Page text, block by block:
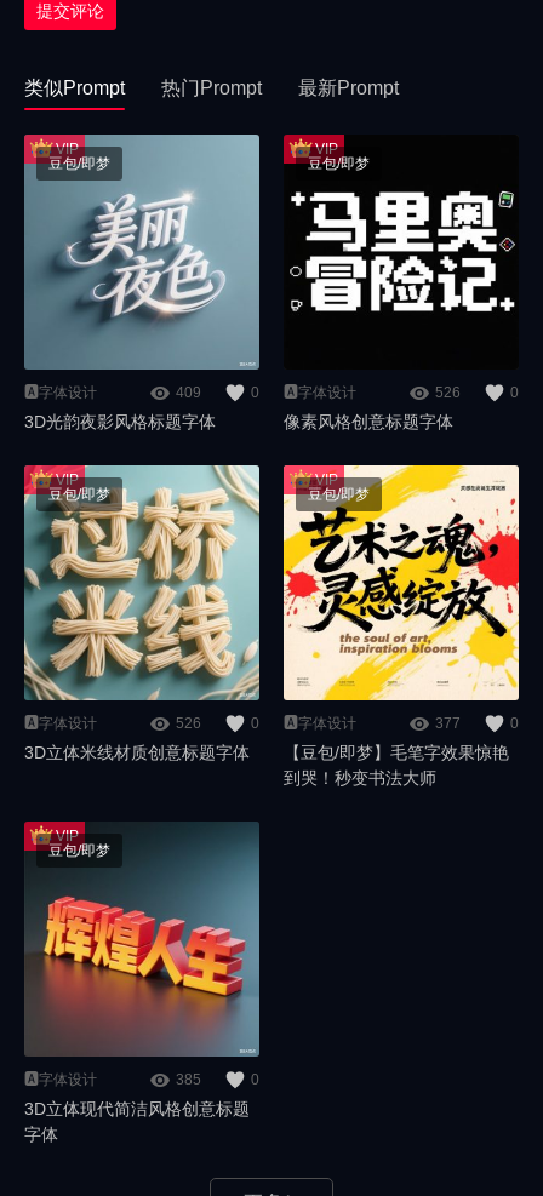
提交评论
类似Prompt 热门Prompt 最新Prompt
🅰️字体设计 409 0
3D光韵夜影风格标题字体
豆包/即梦
🅰️字体设计 526 0
像素风格创意标题字体
豆包/即梦
🅰️字体设计 526 0
3D立体米线材质创意标题字体
豆包/即梦
🅰️字体设计 377 0
【豆包/即梦】毛笔字效果惊艳
到哭！秒变书法大师
豆包/即梦
🅰️字体设计 385 0
3D立体现代简洁风格创意标题
字体
豆包/即梦